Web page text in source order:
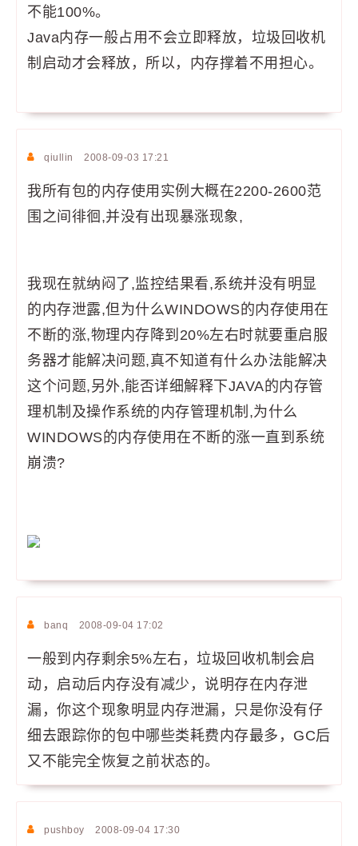
不能100%。
Java内存一般占用不会立即释放，垃圾回收机
制启动才会释放，所以，内存撑着不用担心。
qiullin 2008-09-03 17:21
我所有包的内存使用实例大概在2200-2600范
围之间徘徊,并没有出现暴涨现象,
我现在就纳闷了,监控结果看,系统并没有明显
的内存泄露,但为什么WINDOWS的内存使用在
不断的涨,物理内存降到20%左右时就要重启服
务器才能解决问题,真不知道有什么办法能解决
这个问题,另外,能否详细解释下JAVA的内存管
理机制及操作系统的内存管理机制,为什么
WINDOWS的内存使用在不断的涨一直到系统
崩溃?
banq 2008-09-04 17:02
一般到内存剩余5%左右，垃圾回收机制会启
动，启动后内存没有减少，说明存在内存泄
漏，你这个现象明显内存泄漏，只是你没有仔
细去跟踪你的包中哪些类耗费内存最多，GC后
又不能完全恢复之前状态的。
pushboy 2008-09-04 17:30